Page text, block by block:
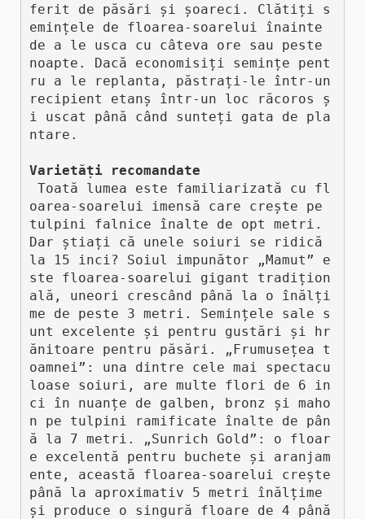
ferit de păsări și șoareci. Clătiți s
emințele de floarea-soarelui înainte
de a le usca cu câteva ore sau peste
noapte. Dacă economisiți semințe pent
ru a le replanta, păstrați-le într-un
recipient etanș într-un loc răcoros ș
i uscat până când sunteți gata de pla
ntare.
Varietăți recomandate
oarea-soarelui imensă care crește pe
tulpini falnice înalte de opt metri.
Dar știați că unele soiuri se ridică
la 15 inci? Soiul impunător „Mamut” e
ste floarea-soarelui gigant tradițion
ală, uneori crescând până la o înălți
me de peste 3 metri. Semințele sale s
unt excelente și pentru gustări și hr
ănitoare pentru păsări. „Frumusețea t
oamnei”: una dintre cele mai spectacu
loase soiuri, are multe flori de 6 in
ci în nuanțe de galben, bronz și maho
n pe tulpini ramificate înalte de pân
ă la 7 metri. „Sunrich Gold”: o floar
e excelentă pentru buchete și aranjam
ente, această floarea-soarelui crește
până la aproximativ 5 metri înălțime
și produce o singură floare de 4 până